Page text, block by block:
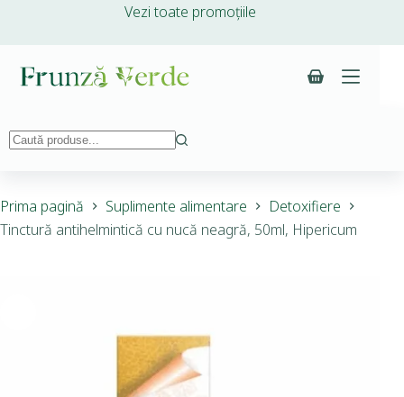
Vezi toate promoțiile
Prima pagină Suplimente alimentare
Detoxifiere
Tinctură antihelmintică cu nucă neagră, 50ml, Hipericum